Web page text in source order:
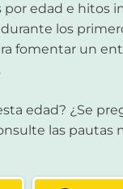
edad e hitos
los
fomentar un
edad? ¿Se
las pautas